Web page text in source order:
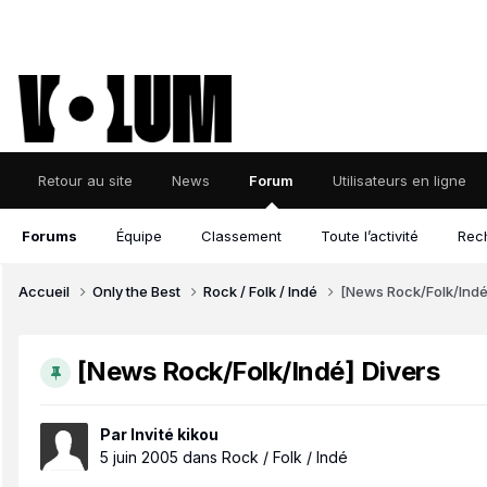
Retour au site News Forum
Forums Équipe Classement Toute l’activité
Utilisateurs en ligne
Accueil Only the Best Rock / Folk / Indé [News Rock/Folk/
[News Rock/Folk/Indé] Divers
Par Invité kikou
5 juin 2005 dans Rock / Folk / Indé